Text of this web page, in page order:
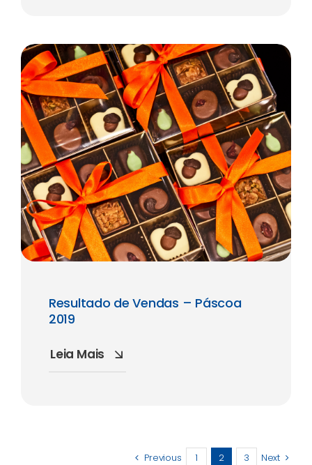
Resultado de Vendas – Páscoa
2019
Leia Mais
Previous 1 2 3 Next